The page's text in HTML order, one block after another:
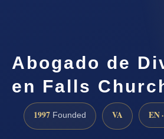
Abogado de
en Falls
1997 Founded VA EN